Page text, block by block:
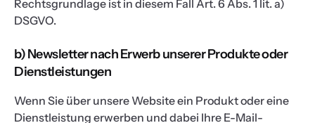
Rechtsgrundlage ist in diesem Fall Art. 6 Abs. 1 lit. a)
DSGVO.
b) Newsletter nach Erwerb unserer Produkte oder
Dienstleistungen
Wenn Sie über unsere Website ein Produkt oder eine
Dienstleistung erwerben und dabei Ihre E-Mail-